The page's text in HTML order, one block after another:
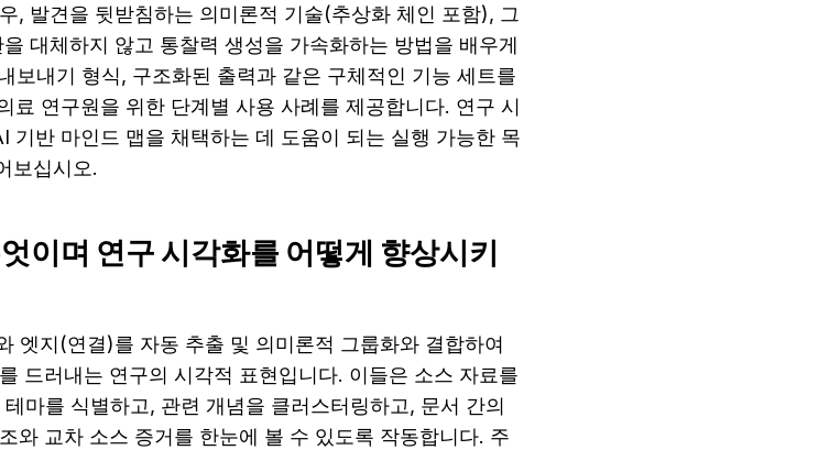
, 발견을 뒷받침하는 의미론적 기술(추상화 체인 포함), 그
대체하지 않고 통찰력 생성을 가속화하는 방법을 배우게
보내기 형식, 구조화된 출력과 같은 구체적인 기능 세트를
료 연구원을 위한 단계별 사용 사례를 제공합니다. 연구 시
기반 마인드 맵을 채택하는 데 도움이 되는 실행 가능한 목
보십시오.
이며 연구 시각화를 어떻게 향상시키
엣지(연결)를 자동 추출 및 의미론적 그룹화와 결합하여
드러내는 연구의 시각적 표현입니다. 이들은 소스 자료를
마를 식별하고, 관련 개념을 클러스터링하고, 문서 간의
와 교차 소스 증거를 한눈에 볼 수 있도록 작동합니다. 주